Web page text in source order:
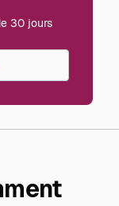
30 jours